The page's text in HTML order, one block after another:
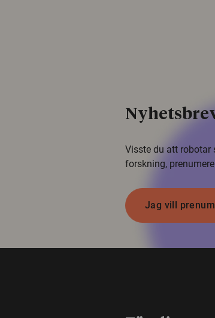
Visste du att robotar
forskning,
Jag vill